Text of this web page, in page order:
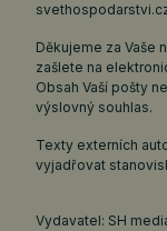
Děkujeme za Vaše
zašlete na
Obsah Vaší pošty
výslovný souhlas.
Texty externích
vyjadřovat
Vydavatel: SH